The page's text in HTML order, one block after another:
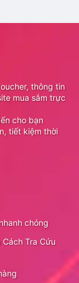
thông tin
mua sắm trực
cho bạn
tiết kiệm thời
chóng
Cách Tra Cứu